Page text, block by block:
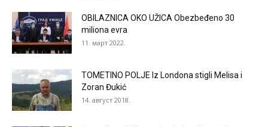
OBILAZNICA OKO UŽICA Obezbeđeno 30
miliona evra
11. март 2022.
TOMETINO POLJE Iz Londona stigli Melisa i
Zoran Đukić
14. август 2018.